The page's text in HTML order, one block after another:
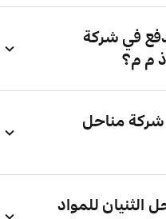
في شركة
ذ م م؟
مناحل
الثنيان للمواد